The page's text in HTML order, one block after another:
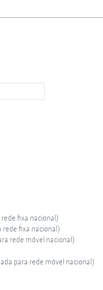
fixa nacional)
rede fixa nacional)
rede móvel nacional)
para rede móvel nacional)